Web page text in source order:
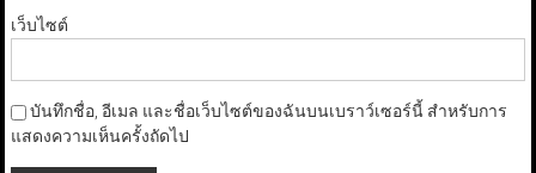
เว็บไซต์
บันทึกชื่อ, อีเมล และชื่อเว็บไซต์ของฉันบนเบราว์เซอร์นี้ สำหรับการ
แสดงความเห็นครั้งถัดไป